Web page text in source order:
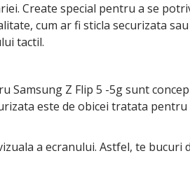
Create special pentru a se
cum ar fi sticla securizata
tactil.
Z Flip 5 -5g sunt
este de obicei tratata
a ecranului. Astfel, te bucuri